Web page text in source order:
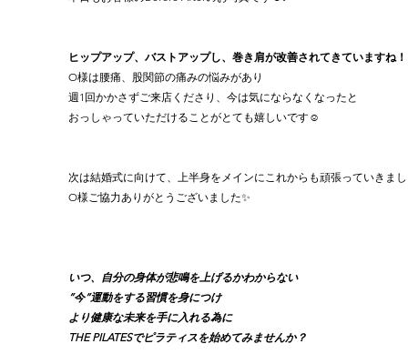
ヒップアップ、バストアップし、巻き肩が改善されてきていますね！
O様は腰痛、股関節の痛みの悩みがあり
週1回かかさずご来店くださり、今は気にならなくなったと
おっしゃっていただけることがとても嬉しいです☺️
次は結婚式に向けて、上半身をメインにこれからも頑張っていきま
O様ご協力ありがとうございました✨
いつ、自分の身体が悲鳴を上げるかわからない
”今”運動をする習慣を身につけ
より健康な未来を手に入れる為に
THE PILATESでピラティスを始めてみませんか？